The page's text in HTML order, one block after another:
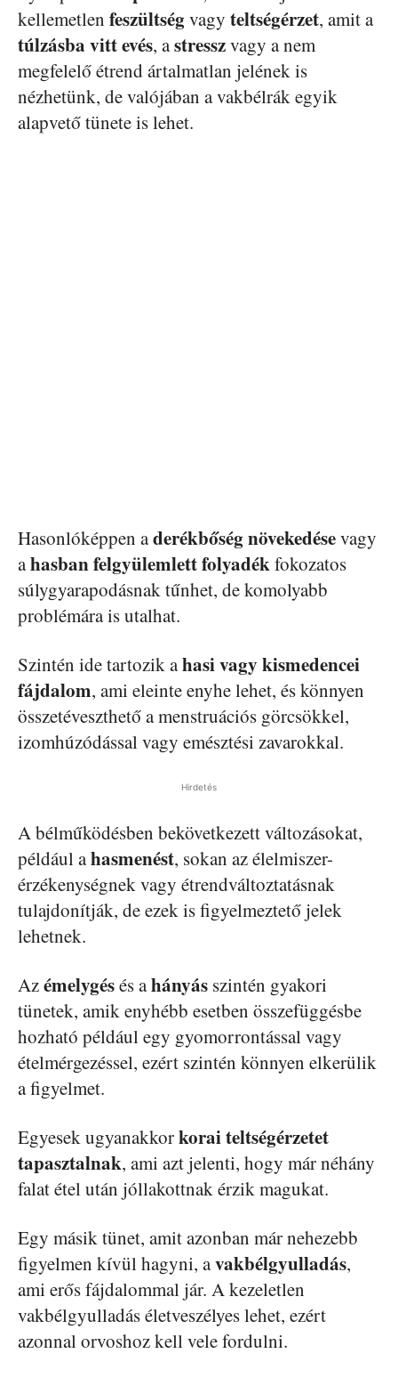
kellemetlen feszültségvagy teltségérzet, amit a
túlzásba vitt evés, astresszvagy a nem
megfelelő étrend ártalmatlan jelének is
nézhetünk, de valójában a vakbélrák egyik
alapvető tünete is lehet.
Hasonlóképpen aderékbőség növekedésevagy
ahasban felgyülemlett folyadékfokozatos
súlygyarapodásnak tűnhet, de komolyabb
problémára is utalhat.
Szintén ide tartozik ahasi vagy kismedencei
fájdalom, ami eleinte enyhe lehet, és könnyen
összetéveszthető a menstruációs görcsökkel,
izomhúzódással vagy emésztési zavarokkal.
Hirdetés
A bélműködésben bekövetkezett változásokat,
például ahasmenést, sokan az élelmiszer-
érzékenységnek vagy étrendváltoztatásnak
tulajdonítják, de ezek is figyelmeztető jelek
lehetnek.
Azémelygésés ahányás szintén gyakori
tünetek, amik enyhébb esetben összefüggésbe
hozható például egy gyomorrontással vagy
ételmérgezéssel, ezért szintén könnyen elkerülik
a figyelmet.
Egyesek ugyanakkorkorai teltségérzetet
tapasztalnak, ami azt jelenti, hogy már néhány
falat étel után jóllakottnak érzik magukat.
Egy másik tünet, amit azonban már nehezebb
figyelmen kívül hagyni, avakbélgyulladás,
ami erős fájdalommal jár. A kezeletlen
vakbélgyulladás életveszélyes lehet, ezért
azonnal orvoshoz kell vele fordulni.